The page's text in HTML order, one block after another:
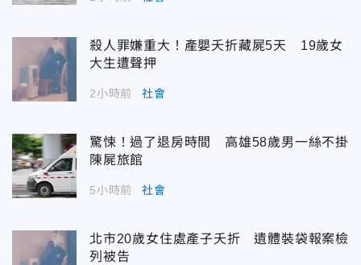
殺人罪嫌重大！產嬰夭折藏屍5天 19歲女
大生遭聲押
2小時前 社會
驚悚！過了退房時間 高雄58歲男一絲不掛
陳屍旅館
5小時前 社會
北市20歲女住處產子夭折 遺體裝袋報案檢
列被告